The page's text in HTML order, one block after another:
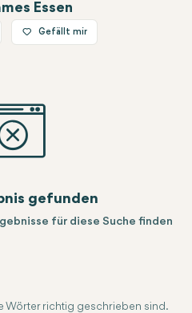
Essen
Gefällt mir
gefunden
für diese Suche finden
Wörter richtig geschrieben sind.